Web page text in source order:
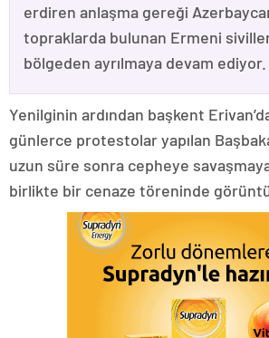
erdiren anlaşma gereği
topraklarda bulunan Ermeni
bölgeden ayrılmaya devam ediyor.
Yenilginin ardından başkent
günlerce protestolar yapılan
uzun süre sonra cepheye
birlikte bir cenaze töreninde